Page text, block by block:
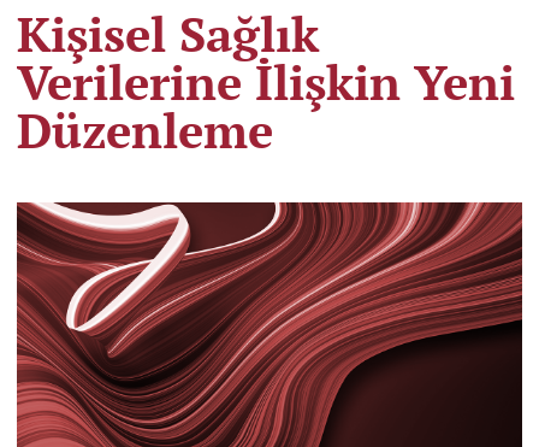
Kişisel Sağlık
Verilerine İlişkin Yeni
Düzenleme